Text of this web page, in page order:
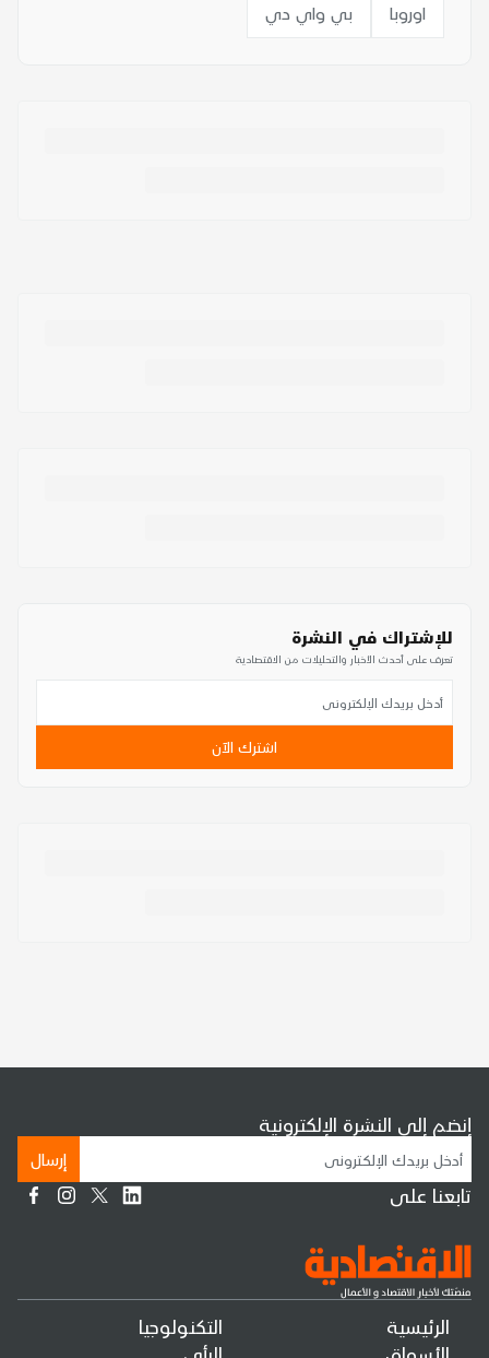
اوروبا بي واي دي
للإشتراك في النشرة
تعرف على أحدث الأخبار والتحليلات من الاقتصادية
اشترك الآن
الرئيسية
الأسواق
التكنولوجيا
الرأي
إنضم إلى النشرة الإلكترونية
إرسال
تابعنا على